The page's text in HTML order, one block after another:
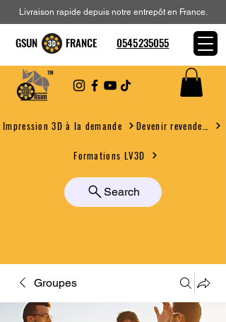
Impression 3D à la demande
Formations LV3D
Search
Livraison rapide depuis notre entrepôt en France.
GSUN FRANCE 0545235055
Groupes